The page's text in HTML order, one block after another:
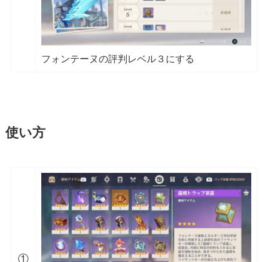
フォンテーヌの評判レベル３にする
使い方
①